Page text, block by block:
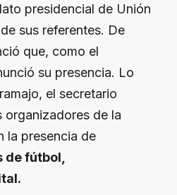
presidencial de Unión
sus referentes. De
que, como el
su presencia. Lo
el secretario
organizadores de la
la presencia de
de fútbol,